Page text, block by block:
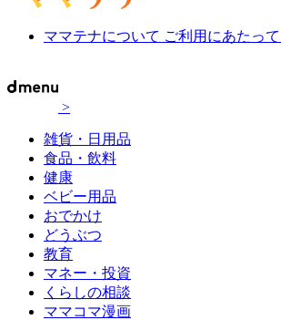
ママテナについて ご利用にあたって
>
雑貨・日用品
食品・飲料
健康
ベビー用品
おでかけ
どうぶつ
教育
マネー・投資
くらしの相談
ママコマ漫画